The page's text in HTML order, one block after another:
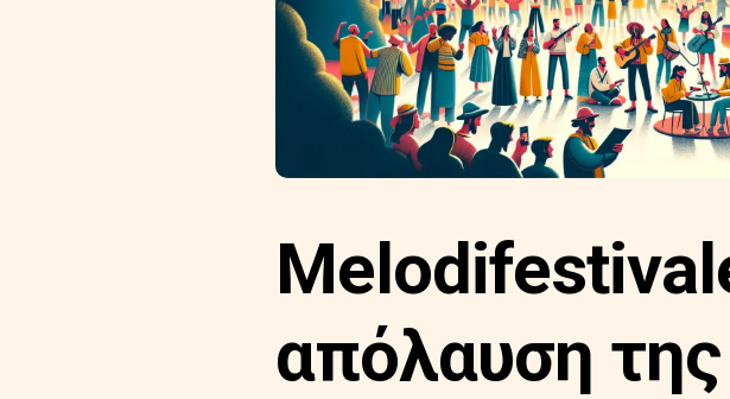
απόλαυση